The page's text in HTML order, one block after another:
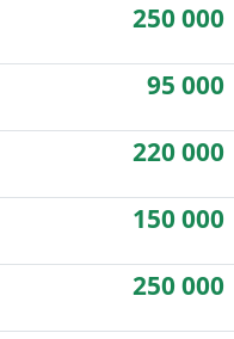
250 000
95 000
220 000
150 000
250 000